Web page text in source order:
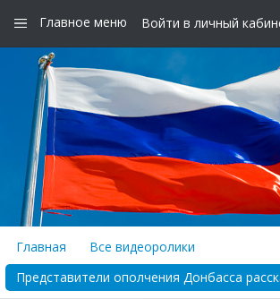
Главное меню Войти в личный
Главная
Все видеоролики
Представители ополчения Донбасса